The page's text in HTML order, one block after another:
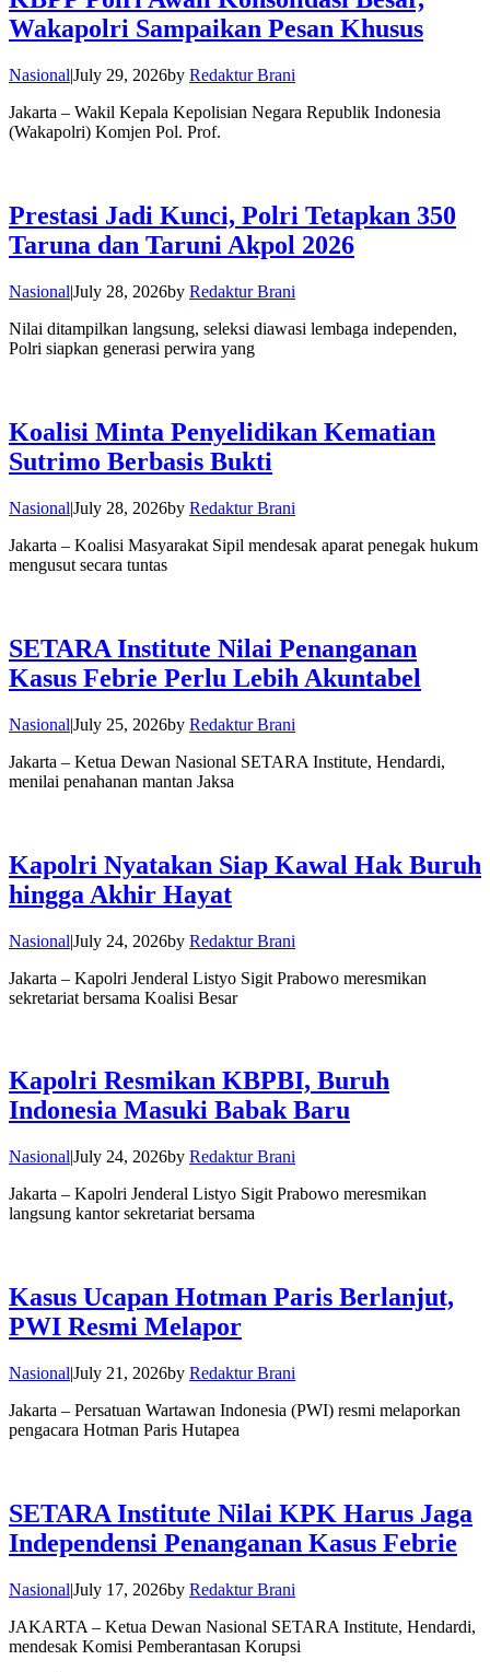
Wakapolri Sampaikan Pesan Khusus
Nasional|July 29, 2026by Redaktur Brani
Jakarta – Wakil Kepala Kepolisian Negara Republik Indonesia
(Wakapolri) Komjen Pol. Prof.
Prestasi Jadi Kunci, Polri Tetapkan 350
Taruna dan Taruni Akpol 2026
Nasional|July 28, 2026by Redaktur Brani
Nilai ditampilkan langsung, seleksi diawasi lembaga independen,
Polri siapkan generasi perwira yang
Koalisi Minta Penyelidikan Kematian
Sutrimo Berbasis Bukti
Nasional|July 28, 2026by Redaktur Brani
Jakarta – Koalisi Masyarakat Sipil mendesak aparat penegak hukum
mengusut secara tuntas
SETARA Institute Nilai Penanganan
Kasus Febrie Perlu Lebih Akuntabel
Nasional|July 25, 2026by Redaktur Brani
Jakarta – Ketua Dewan Nasional SETARA Institute, Hendardi,
menilai penahanan mantan Jaksa
Kapolri Nyatakan Siap Kawal Hak Buruh
hingga Akhir Hayat
Nasional|July 24, 2026by Redaktur Brani
Jakarta – Kapolri Jenderal Listyo Sigit Prabowo meresmikan
sekretariat bersama Koalisi Besar
Kapolri Resmikan KBPBI, Buruh
Indonesia Masuki Babak Baru
Nasional|July 24, 2026by Redaktur Brani
Jakarta – Kapolri Jenderal Listyo Sigit Prabowo meresmikan
langsung kantor sekretariat bersama
Kasus Ucapan Hotman Paris Berlanjut,
PWI Resmi Melapor
Nasional|July 21, 2026by Redaktur Brani
Jakarta – Persatuan Wartawan Indonesia (PWI) resmi melaporkan
pengacara Hotman Paris Hutapea
SETARA Institute Nilai KPK Harus Jaga
Independensi Penanganan Kasus Febrie
Nasional|July 17, 2026by Redaktur Brani
JAKARTA – Ketua Dewan Nasional SETARA Institute, Hendardi,
mendesak Komisi Pemberantasan Korupsi